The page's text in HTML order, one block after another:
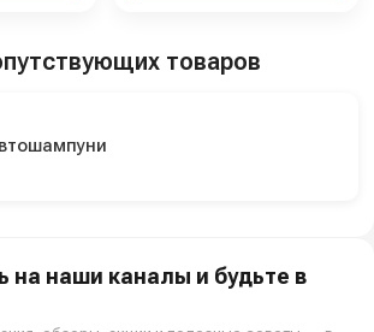
товаров
на наши каналы и будьте в